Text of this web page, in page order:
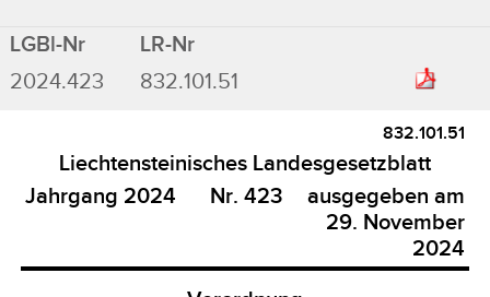
LGBl-Nr
LR-Nr
2024.423
832.101.51